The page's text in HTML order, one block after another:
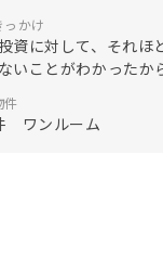
かけ
資に対して、それほ
いことがわかったか
件
ワンルーム